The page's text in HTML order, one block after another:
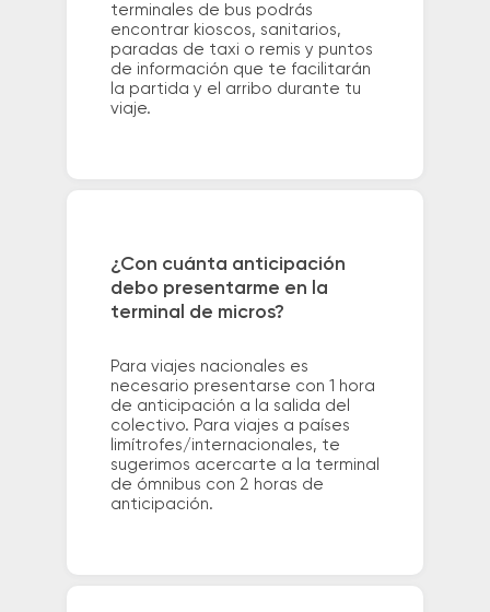
terminales de bus podrás
encontrar kioscos, sanitarios,
paradas de taxi o remis y puntos
de información que te facilitarán
la partida y el arribo durante tu
viaje.
¿Con cuánta anticipación
debo presentarme en la
terminal de micros?
Para viajes nacionales es
necesario presentarse con 1 hora
de anticipación a la salida del
colectivo. Para viajes a países
limítrofes/internacionales, te
sugerimos acercarte a la terminal
de ómnibus con 2 horas de
anticipación.